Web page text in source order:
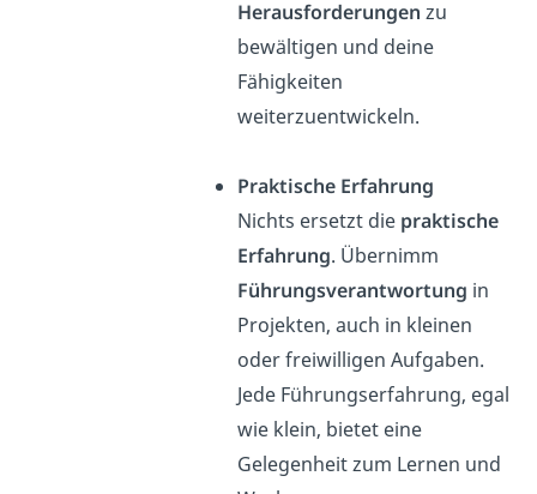
Herausforderungen zu
bewältigen und deine
Fähigkeiten
weiterzuentwickeln.
Praktische Erfahrung
Nichts ersetzt die praktische
Erfahrung. Übernimm
Führungsverantwortung in
Projekten, auch in kleinen
oder freiwilligen Aufgaben.
Jede Führungserfahrung, egal
wie klein, bietet eine
Gelegenheit zum Lernen und